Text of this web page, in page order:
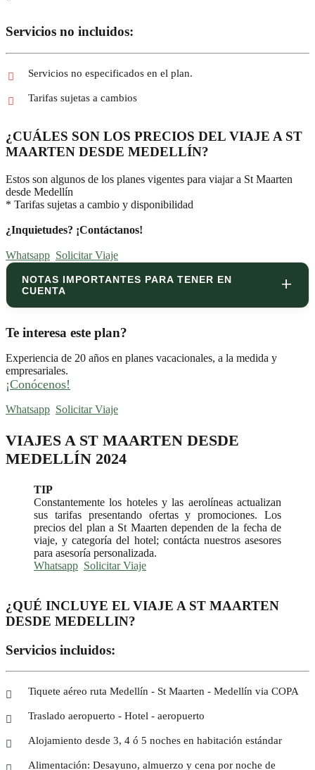
Servicios no incluidos:
Servicios no especificados en el plan.
Tarifas sujetas a cambios
¿CUÁLES SON LOS PRECIOS DEL VIAJE A ST
MAARTEN DESDE MEDELLÍN?
Estos son algunos de los planes vigentes para viajar a St Maarten
desde Medellín
* Tarifas sujetas a cambio y disponibilidad
¿Inquietudes? ¡Contáctanos!
Whatsapp Solicitar Viaje
NOTAS IMPORTANTES PARA TENER EN
CUENTA
Te interesa este plan?
Experiencia de 20 años en planes vacacionales, a la medida y
empresariales.
¡Conócenos!
Whatsapp Solicitar Viaje
VIAJES A ST MAARTEN DESDE
MEDELLÍN 2024
TIP
Constantemente los hoteles y las aerolíneas actualizan
sus tarifas presentando ofertas y promociones. Los
precios del plan a St Maarten dependen de la fecha de
viaje, y categoría del hotel; contácta nuestros asesores
para asesoría personalizada.
Whatsapp Solicitar Viaje
¿QUÉ INCLUYE EL VIAJE A ST MAARTEN
DESDE MEDELLIN?
Servicios incluidos:
Tiquete aéreo ruta Medellín - St Maarten - Medellín via COPA
Traslado aeropuerto - Hotel - aeropuerto
Alojamiento desde 3, 4 ó 5 noches en habitación estándar
Alimentación: Desayuno, almuerzo y cena por noche de